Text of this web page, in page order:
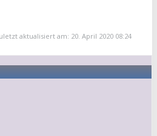
aktualisiert am: 20. April 2020 08:24